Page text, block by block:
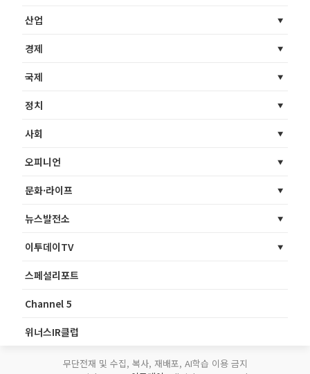
산업
경제
국제
정치
사회
오피니언
문화·라이프
뉴스발전소
이투데이TV
스페셜리포트
Channel 5
위너스IR클럽
무단전재 및 수집, 복사, 재배포, AI학습 이용 금지